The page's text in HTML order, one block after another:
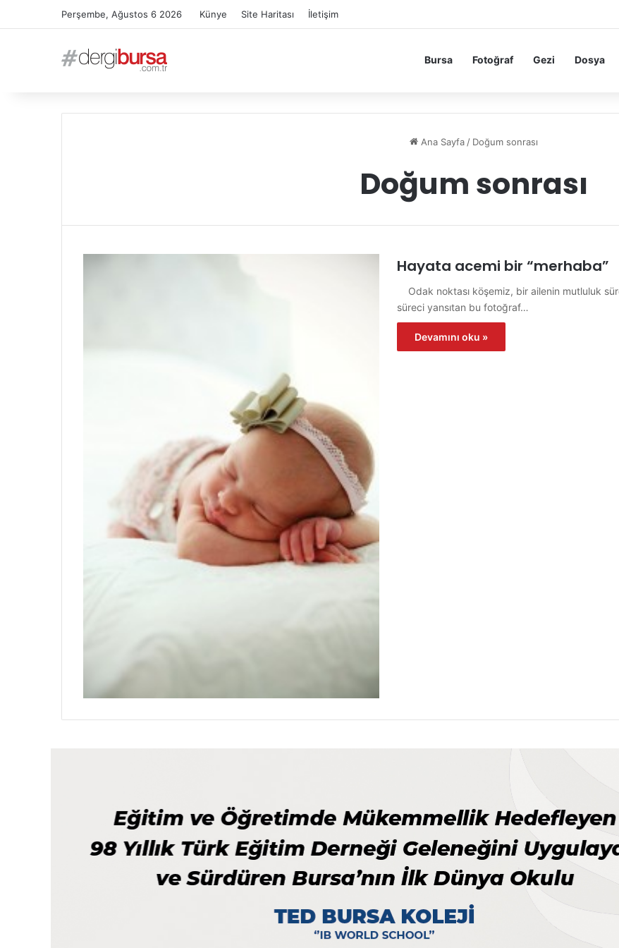
Perşembe, Ağustos 6 2026 Künye Site Haritası İletişim
Bursa Fotoğraf Gezi Dosya
Ana Sayfa / Doğum sonrası
Doğum sonrası
Hayata acemi bir “merhaba”
Odak noktası köşemiz, bir ailenin mutluluk
süreci yansıtan bu fotoğraf…
Devamını oku »